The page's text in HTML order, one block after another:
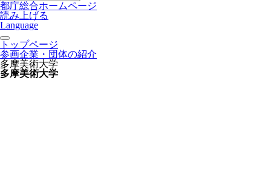
都庁総合ホームページ
読み上げる
Language
トップページ
参画企業・団体の紹介
多摩美術大学
多摩美術大学